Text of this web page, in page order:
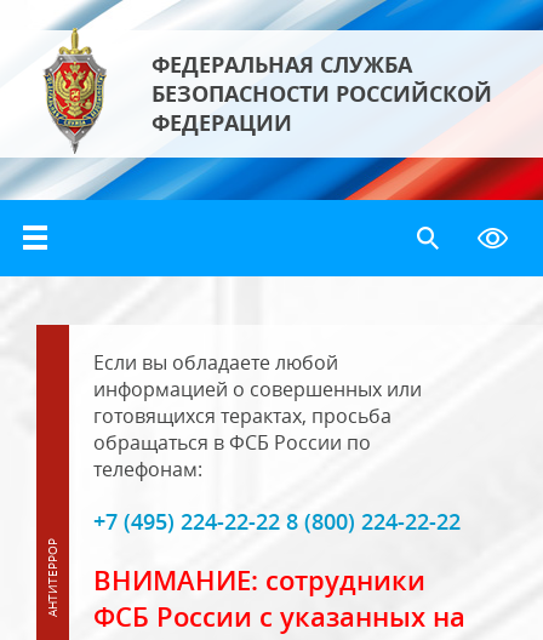
ФЕДЕРАЛЬНАЯ СЛУЖБА
БЕЗОПАСНОСТИ РОССИЙСКОЙ
ФЕДЕРАЦИИ
Если вы обладаете любой
информацией о совершенных или
готовящихся терактах, просьба
обращаться в ФСБ России по
телефонам:
+7 (495) 224-22-22 8 (800) 224-22-22
ВНИМАНИЕ: сотрудники
ФСБ России с указанных на